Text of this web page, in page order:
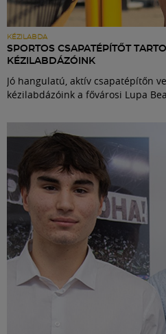
KÉZILABDA
SPORTOS CSAPATÉPÍTŐT
KÉZILABDÁZÓINK
Jó hangulatú, aktív csapatépítőn
kézilabdázóink a fővárosi Lupa